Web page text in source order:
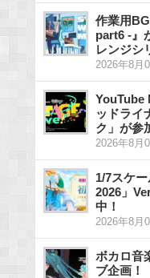
作業用
part6 -』
レンジシ
2026年8月
YouTube
ッドライ
ク」が参
2026年8月
1/7スケ
2026」
中！
2026年8月
ボカロ音
ブ企画！